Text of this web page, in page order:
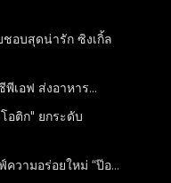
ชอบสุดน่ารัก ซิงเกิ้ล
เอฟ ส่งอาหาร...
อติก" ยกระดับ
ความอร่อยใหม่ “ป๊อ...